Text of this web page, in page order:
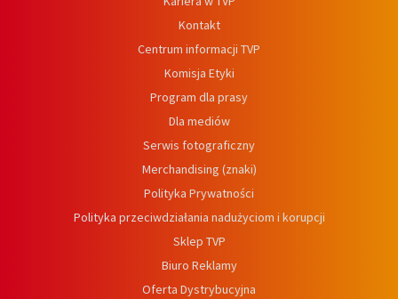
Kontakt
Centrum informacji TVP
Komisja Etyki
Program dla prasy
Dla mediów
Serwis fotograficzny
Merchandising (znaki)
Polityka Prywatności
Polityka przeciwdziałania nadużyciom i korupcji
Sklep TVP
Biuro Reklamy
Oferta Dystrybucyjna